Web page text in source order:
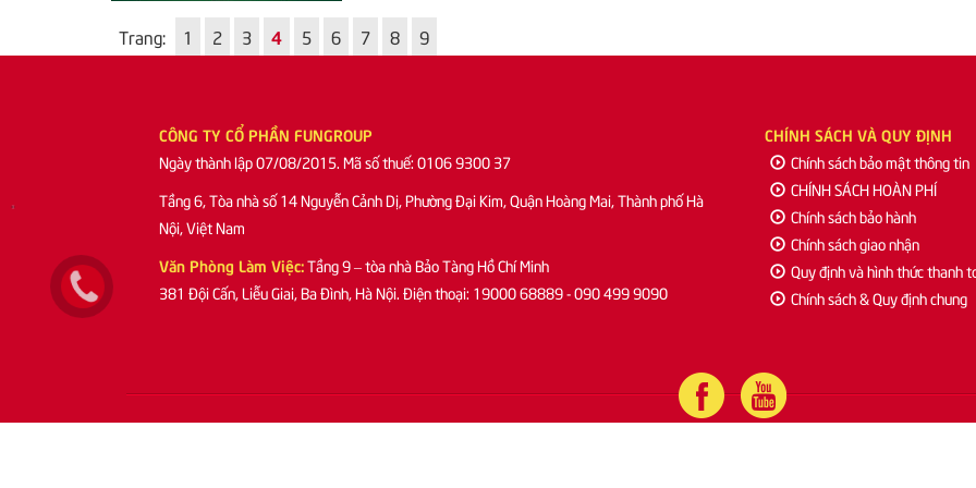
Trang: 1 2 3 4 5 6 7 8 9
CÔNG TY CỔ PHẦN FUNGROUP
Ngày thành lập 07/08/2015. Mã số thuế: 0106 9300 37
Tầng 6, Tòa nhà số 14 Nguyễn Cảnh Dị, Phường Đại Kim, Quận Hoàng Mai, Thành phố Hà
Nội, Việt Nam
Văn Phòng Làm Việc:Tầng 9 – tòa nhà Bảo Tàng Hồ Chí Minh
381 Đội Cấn, Liễu Giai, Ba Đình, Hà Nội. Điện thoại: 19000 68889 - 090 499 9090
CHÍNH SÁCH VÀ QUY ĐỊNH
Chính sách bảo mật thông tin
CHÍNH SÁCH HOÀN PHÍ
Chính sách bảo hành
Chính sách giao nhận
Quy định và hình thức thanh
Chính sách & Quy định chung